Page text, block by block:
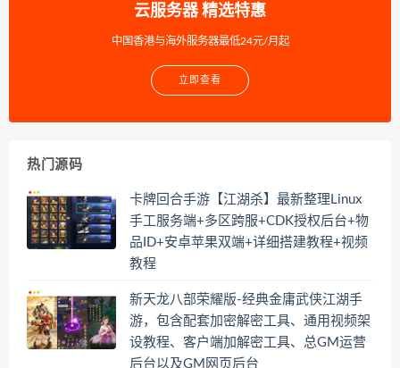
云服务器 精选特惠
中国香港与海外服务器最低24元/月起
立即查看
热门源码
卡牌回合手游【江湖杀】最新整理Linux
手工服务端+多区跨服+CDK授权后台+物
品ID+安卓苹果双端+详细搭建教程+视频
教程
新天龙八部荣耀版-经典金庸武侠江湖手
游，包含配套加密解密工具、通用视频架
设教程、客户端加解密工具、总GM运营
后台以及GM网页后台